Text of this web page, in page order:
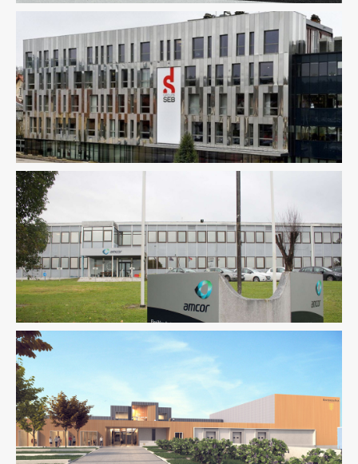
Fluides Industrie Pilotage D'opération / MOEX
Fluides Industrie Ingenierie TCE Pilotage D'opération /
MOEX Structure VRD
Environnement / ICPE Industrie Ingenierie TCE